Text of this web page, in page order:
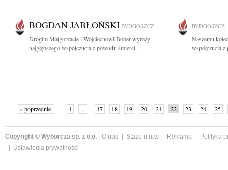
BOGDAN JABŁOŃSKI BYDGOSZCZ
Drogim Małgorzacie i Wojciechowi Bober wyrazy
najgłębszego współczucia z powodu śmierci...
BYDGOSZCZ
Naszemu
współczucia
« poprzednie 1 ... 17 18 19 20 21 22 23 24
25
Copyright © Wyborcza sp. z o.o. O nas Staże u nas Reklama
Polityka
Ustawienia prywatności